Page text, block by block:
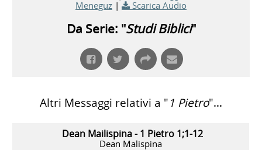
Meneguz | Scarica Audio
Da Serie: "Studi Biblici"
Altri Messaggi relativi a "1 Pietro"...
Dean Mailispina - 1 Pietro 1;1-12
Dean Malispina